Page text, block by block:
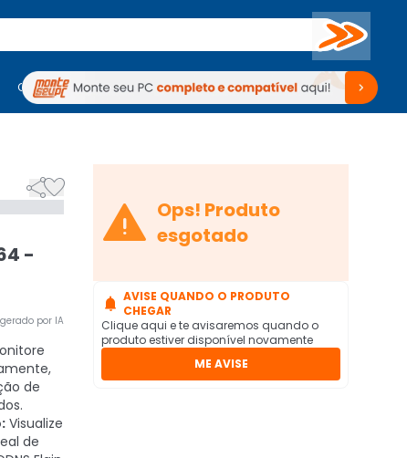
Buscar
PC Gamer Computadores Periféricos TV Venda no KaBuM!
Computadores Periféricos TV Venda no KaBuM!

-
por IA
de
Visualize
de
 Ops! Produto
esgotado
 AVISE QUANDO O PRODUTO
CHEGAR
Clique aqui e te avisaremos quando o
produto estiver disponível novamente
ME AVISE